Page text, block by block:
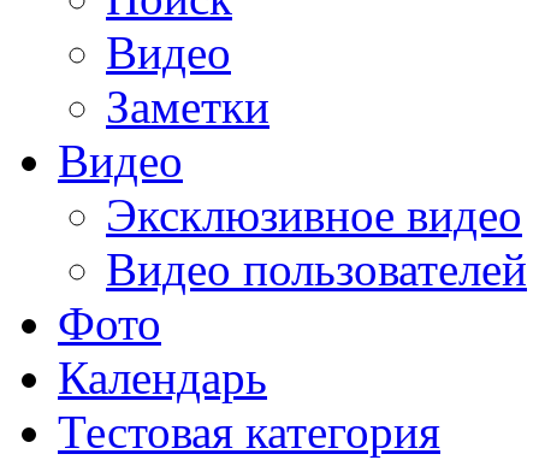
Видео
Заметки
Видео
Эксклюзивное видео
Видео пользователей
Фото
Календарь
Тестовая категория